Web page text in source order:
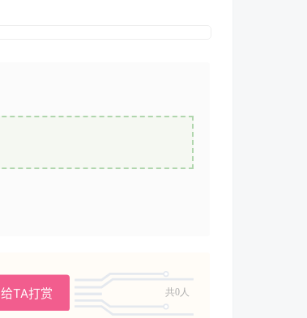
给TA打赏 共0人